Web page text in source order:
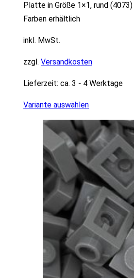
Platte in Größe 1×1, rund
Farben erhältlich
inkl. MwSt.
zzgl. Versandkosten
Lieferzeit: ca. 3 - 4 Werktage
Variante auswählen